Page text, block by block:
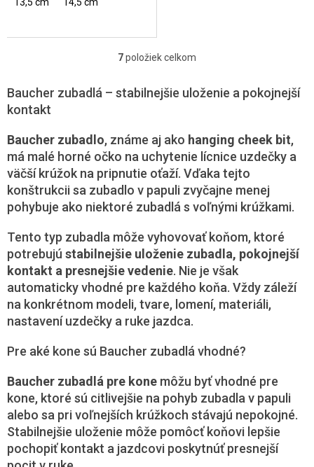
O
l
á
c
i
e
p
r
v
y
v
ý
p
i
s
u
7položiek celkom
Baucher zubadlá – stabilnejšie uloženie a pokojnejší
kontakt
Baucher zubadlo, známe aj ako hanging cheek bit,
má malé horné očko na uchytenie lícnice uzdečky a
väčší krúžok na pripnutie oťaží. Vďaka tejto
konštrukcii sa zubadlo v papuli zvyčajne menej
pohybuje ako niektoré zubadlá s voľnými krúžkami.
Tento typ zubadla môže vyhovovať koňom, ktoré
potrebujú stabilnejšie uloženie zubadla, pokojnejší
kontakt a presnejšie vedenie. Nie je však
automaticky vhodné pre každého koňa. Vždy záleží
na konkrétnom modeli, tvare, lomení, materiáli,
nastavení uzdečky a ruke jazdca.
Pre aké kone sú Baucher zubadlá vhodné?
Baucher zubadlá pre kone môžu byť vhodné pre
kone, ktoré sú citlivejšie na pohyb zubadla v papuli
alebo sa pri voľnejších krúžkoch stávajú nepokojné.
Stabilnejšie uloženie môže pomôcť koňovi lepšie
pochopiť kontakt a jazdcovi poskytnúť presnejší